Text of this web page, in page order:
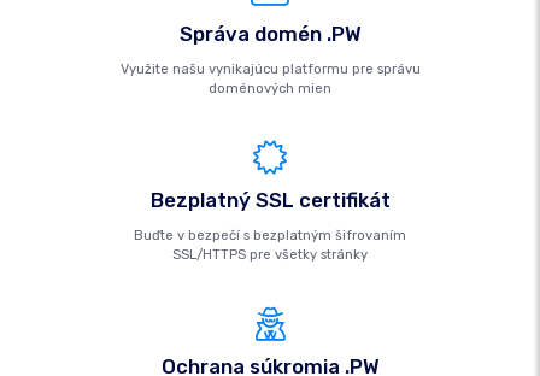
Správa domén .PW
Využite našu vynikajúcu platformu pre správu
doménových mien
Bezplatný SSL certifikát
Buďte v bezpečí s bezplatným šifrovaním
SSL/HTTPS pre všetky stránky
Ochrana súkromia .PW